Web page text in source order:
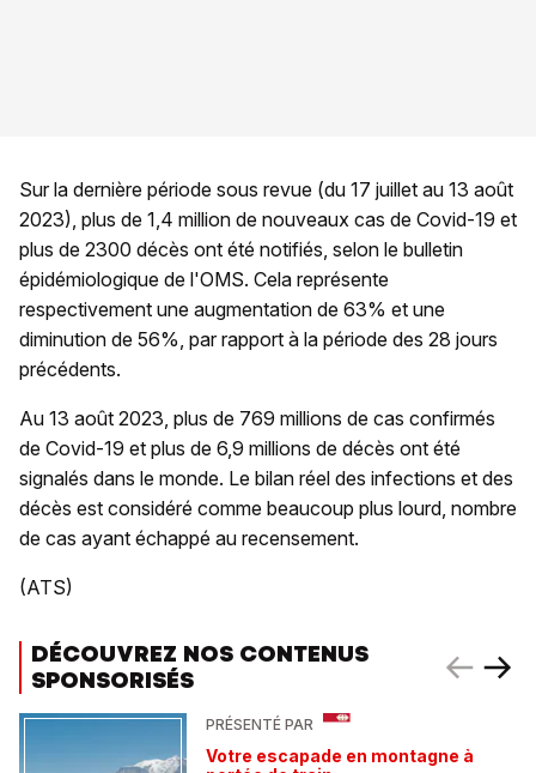
Sur la dernière période sous revue (du 17 juillet au 13 août
2023), plus de 1,4 million de nouveaux cas de Covid-19 et
plus de 2300 décès ont été notifiés, selon le bulletin
épidémiologique de l'OMS. Cela représente
respectivement une augmentation de 63% et une
diminution de 56%, par rapport à la période des 28 jours
précédents.
Au 13 août 2023, plus de 769 millions de cas confirmés
de Covid-19 et plus de 6,9 millions de décès ont été
signalés dans le monde. Le bilan réel des infections et des
décès est considéré comme beaucoup plus lourd, nombre
de cas ayant échappé au recensement.
(ATS)
DÉCOUVREZ NOS CONTENUS
SPONSORISÉS
PRÉSENTÉ PAR
Votre escapade en montagne à